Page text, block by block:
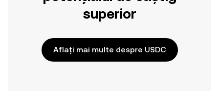
superior
Aflați mai multe despre USDC